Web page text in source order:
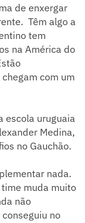
de enxergar
Têm algo a
tem
na América do
com um
escola uruguaia
Medina,
no Gauchão.
nada.
muda muito
não
no